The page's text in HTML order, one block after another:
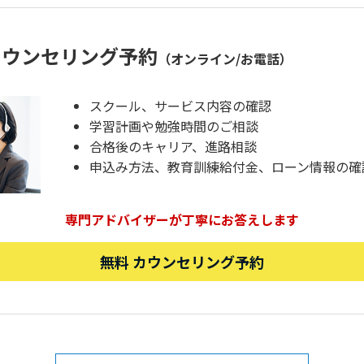
ンセリング予約 （オンライン/お電話）
スクール、サービス内容の確認
学習計画や勉強時間のご相談
合格後のキャリア、進路相談
申込み方法、教育訓練給付金、ローン情報の
専門アドバイザーが丁寧にお答えします
無料 カウンセリング予約